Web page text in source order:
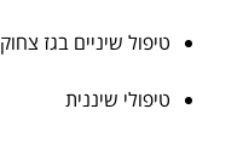
טיפול שיניים בגז צחוק
טיפולי שיננית